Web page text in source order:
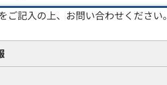
ご記入の上、お問い合わせください。